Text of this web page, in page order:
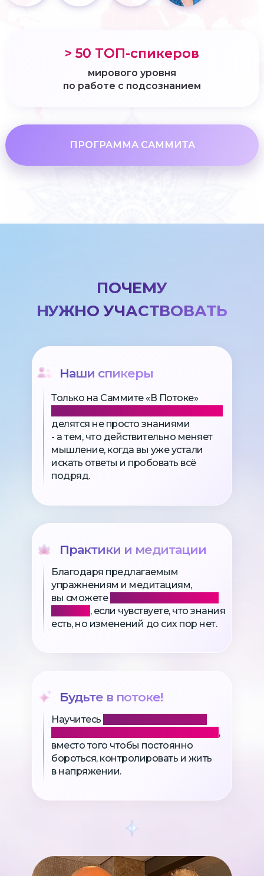
мирового уровня
по работе с подсознанием
> 50 ТОП-спикеров
ПРОГРАММА САММИТА
Наши спикеры
Практики и медитации
Только на Саммите «В Потоке»
делятся не просто знаниями
- а тем, что действительно меняет
мышление, когда вы уже устали
искать ответы и пробовать всё
подряд.
Благодаря предлагаемым
упражнениям и медитациям,
вы сможете
, если чувствуете, что знания
есть, но изменений до сих пор нет.
Научитесь
,
вместо того чтобы постоянно
бороться, контролировать и жить
в напряжении.
Будьте в потоке!
ПОЧЕМУ
НУЖНО УЧАСТВОВАТЬ